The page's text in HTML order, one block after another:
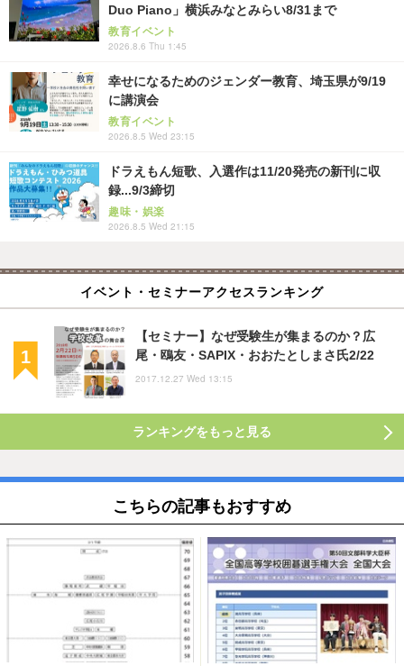
Duo Piano」横浜みなとみらい8/31まで
教育イベント
2026.8.6 Thu 1:45
幸せになるためのジェンダー教育、埼玉県が9/19
に講演会
教育イベント
2026.8.5 Wed 23:15
ドラえもん短歌、入選作は11/20発売の新刊に収
録...9/3締切
趣味・娯楽
2026.8.5 Wed 21:15
イベント・セミナーアクセスランキング
【セミナー】なぜ受験生が集まるのか？広
尾・鴎友・SAPIX・おおたとしまさ氏2/22
2017.12.27 Wed 13:15
ランキングをもっと見る
こちらの記事もおすすめ